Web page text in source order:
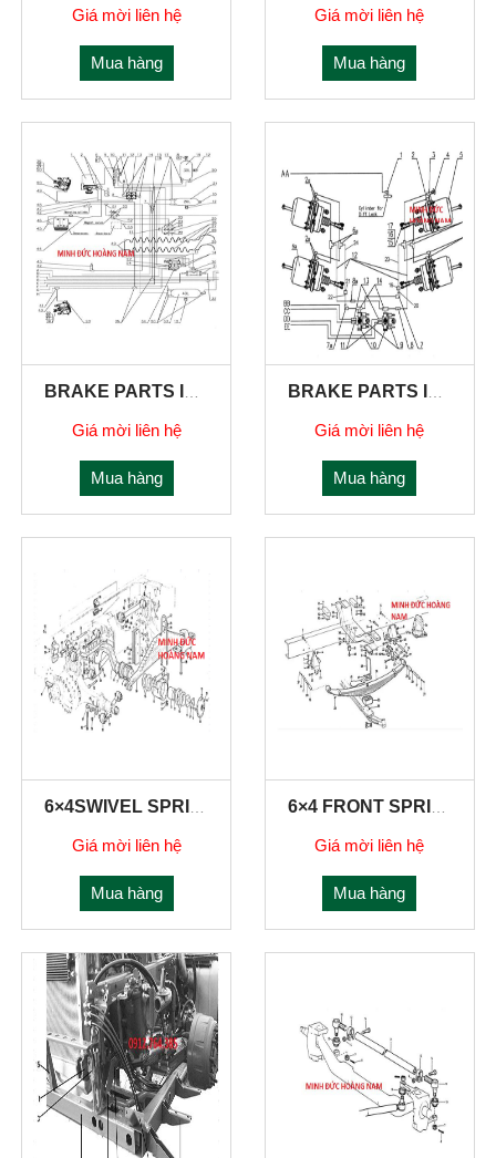
Giá mời liên hệ
Mua hàng
Giá mời liên hệ
Mua hàng
Giá mời liên hệ
Mua hàng
Giá mời liên hệ
Mua hàng
Giá mời liên hệ
Mua hàng
Giá mời liên hệ
Mua hàng